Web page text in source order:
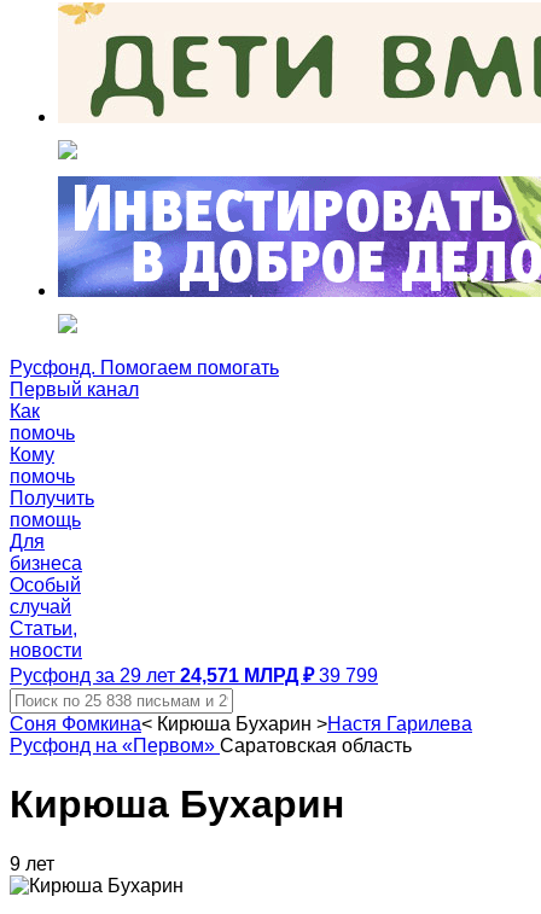
Русфонд. Помогаем помогать
Первый канал
Как
помочь
Кому
помочь
Получить
помощь
Для
бизнеса
Особый
случай
Статьи,
новости
Русфонд за 29 лет 24,571 МЛРД ₽ 39 799
Соня Фомкина< Кирюша Бухарин >Настя Гарилева
Русфонд на «Первом» Саратовская область
Кирюша Бухарин
9 лет